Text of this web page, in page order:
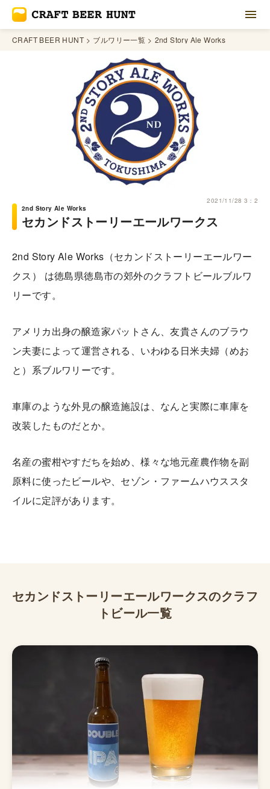
CRAFT BEER HUNT ブルワリー一覧 2nd Story Ale Works
2021/11/28 3：2
2nd Story Ale Works
セカンドストーリーエールワークス
2nd Story Ale Works（セカンドストーリーエールワー
クス） は徳島県徳島市の郊外のクラフトビールブルワ
リーです。
アメリカ出身の醸造家パットさん、友貴さんのブラウ
ン夫妻によって運営される、いわゆる日米夫婦（めお
と）系ブルワリーです。
車庫のような外見の醸造施設は、なんと実際に車庫を
改装したものだとか。
名産の蜜柑やすだちを始め、様々な地元産農作物を副
原料に使ったビールや、セゾン・ファームハウススタ
イルに定評があります。
セカンドストーリーエールワークスのクラフ
トビール一覧